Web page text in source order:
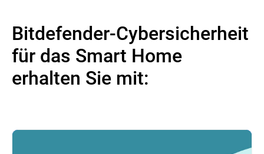
Bitdefender-Cybersicherheit
für das Smart Home
erhalten Sie mit: